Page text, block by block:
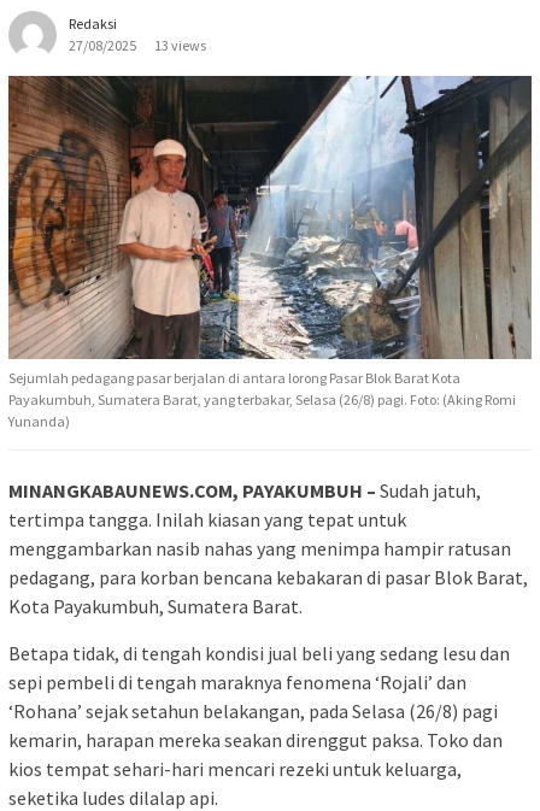
Redaksi
27/08/2025
13 views
Sejumlah pedagang pasar berjalan di antara lorong Pasar Blok Barat Kota
Payakumbuh, Sumatera Barat, yang terbakar, Selasa (26/8) pagi. Foto: (Aking Romi
Yunanda)
MINANGKABAUNEWS.COM, PAYAKUMBUH – Sudah jatuh,
tertimpa tangga. Inilah kiasan yang tepat untuk
menggambarkan nasib nahas yang menimpa hampir ratusan
pedagang, para korban bencana kebakaran di pasar Blok Barat,
Kota Payakumbuh, Sumatera Barat.
Betapa tidak, di tengah kondisi jual beli yang sedang lesu dan
sepi pembeli di tengah maraknya fenomena ‘Rojali’ dan
‘Rohana’ sejak setahun belakangan, pada Selasa (26/8) pagi
kemarin, harapan mereka seakan direnggut paksa. Toko dan
kios tempat sehari-hari mencari rezeki untuk keluarga,
seketika ludes dilalap api.